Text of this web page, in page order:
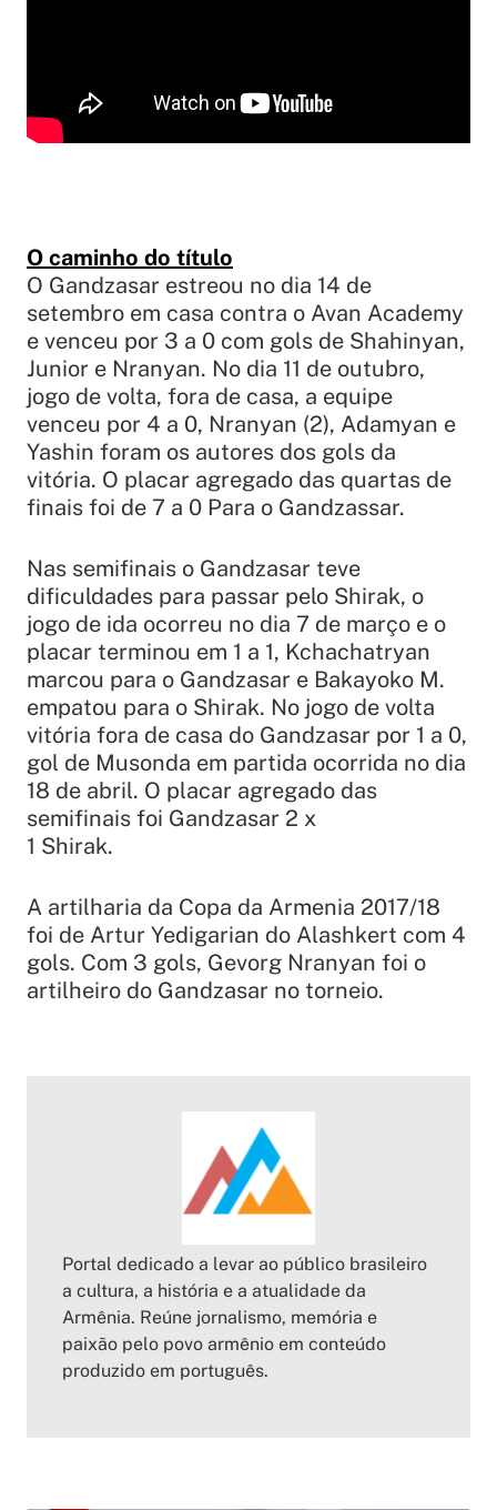
O caminho do título
O Gandzasar estreou no dia 14 de
setembro em casa contra o Avan Academy
e venceu por 3 a 0 com gols de Shahinyan,
Junior e Nranyan. No dia 11 de outubro,
jogo de volta, fora de casa, a equipe
venceu por 4 a 0, Nranyan (2), Adamyan e
Yashin foram os autores dos gols da
vitória. O placar agregado das quartas de
finais foi de 7 a 0 Para o Gandzassar.
Nas semifinais o Gandzasar teve
dificuldades para passar pelo Shirak, o
jogo de ida ocorreu no dia 7 de março e o
placar terminou em 1 a 1, Kchachatryan
marcou para o Gandzasar e Bakayoko M.
empatou para o Shirak. No jogo de volta
vitória fora de casa do Gandzasar por 1 a 0,
gol de Musonda em partida ocorrida no dia
18 de abril. O placar agregado das
semifinais foi Gandzasar 2 x
1 Shirak.
A artilharia da Copa da Armenia 2017/18
foi de Artur Yedigarian do Alashkert com 4
gols. Com 3 gols, Gevorg Nranyan foi o
artilheiro do Gandzasar no torneio.
Portal dedicado a levar ao público brasileiro
a cultura, a história e a atualidade da
Armênia. Reúne jornalismo, memória e
paixão pelo povo armênio em conteúdo
produzido em português.